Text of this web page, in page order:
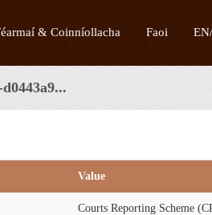
& Coinníollacha Faoi
Value
Courts Reporting Scheme